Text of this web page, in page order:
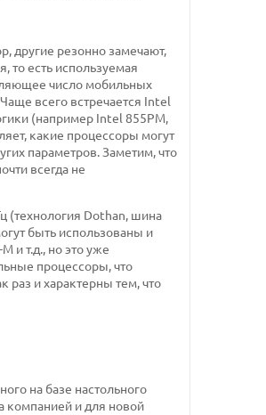
другие резонно замечают,
то есть используемая
число мобильных
всего встречается Intel
(например Intel 855PM,
какие процессоры могут
параметров. Заметим, что
всегда не
(технология Dothan, шина
быть использованы и
и т.д., но это уже
процессоры, что
и характерны тем, что
на базе настольного
компанией и для новой